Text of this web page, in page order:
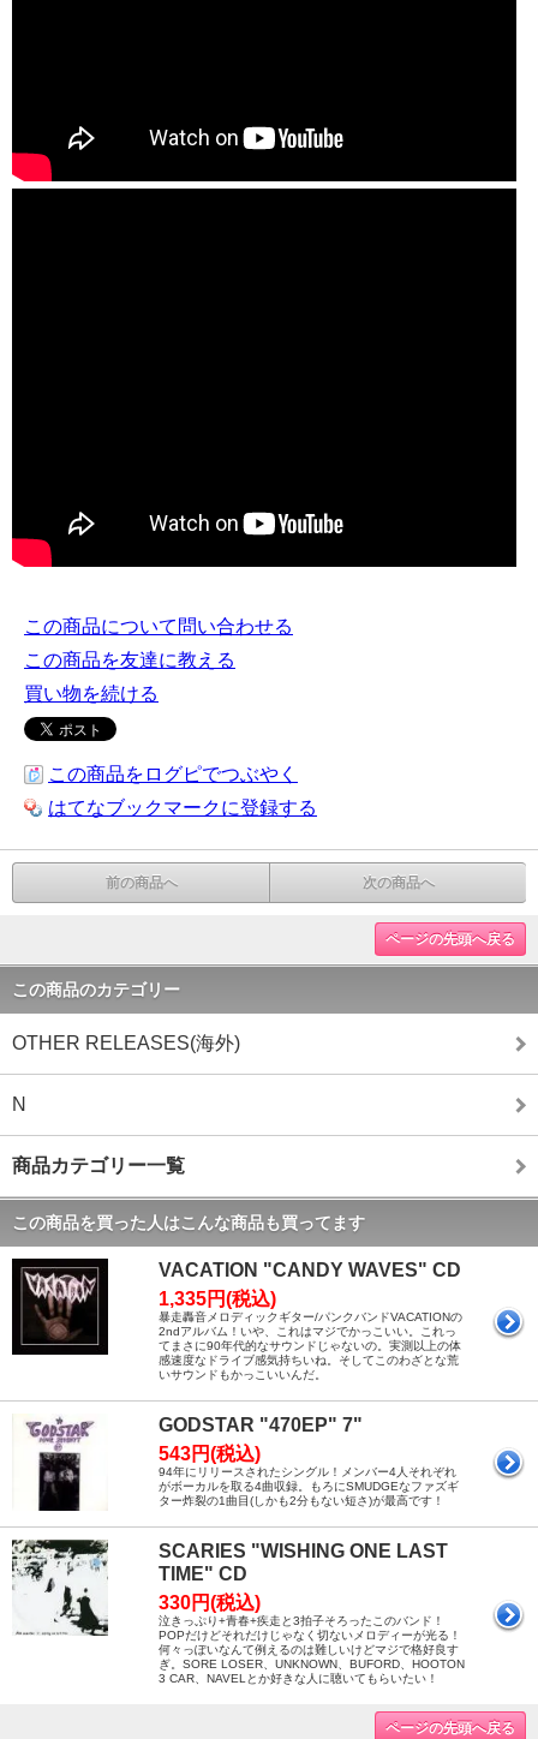
この商品について問い合わせる
この商品を友達に教える
買い物を続ける
この商品をログピでつぶやく
はてなブックマークに登録する
前の商品へ 次の商品へ
ページの先頭へ戻る
この商品のカテゴリー
OTHER RELEASES(海外)
N
商品カテゴリー一覧
この商品を買った人はこんな商品も買ってます
VACATION "CANDY WAVES" CD
1,335円(税込)
暴走轟音メロディックギター/パンクバンドVACATIONの
2ndアルバム！いや、これはマジでかっこいい。これっ
てまさに90年代的なサウンドじゃないの。実測以上の体
感速度なドライブ感気持ちいね。そしてこのわざとな荒
いサウンドもかっこいいんだ。
GODSTAR "470EP" 7"
543円(税込)
94年にリリースされたシングル！メンバー4人それぞれ
がボーカルを取る4曲収録。もろにSMUDGEなファズギ
ター炸裂の1曲目(しかも2分もない短さ)が最高です！
SCARIES "WISHING ONE LAST
TIME" CD
330円(税込)
泣きっぷり+青春+疾走と3拍子そろったこのバンド！
POPだけどそれだけじゃなく切ないメロディーが光る！
何々っぽいなんて例えるのは難しいけどマジで格好良す
ぎ。SORE LOSER、UNKNOWN、BUFORD、HOOTON
3 CAR、NAVELとか好きな人に聴いてもらいたい！
ページの先頭へ戻る